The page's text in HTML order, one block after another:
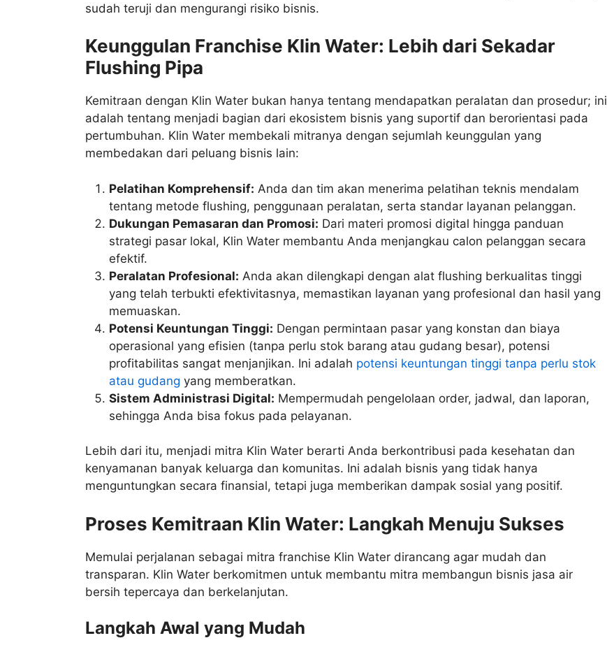
sudah teruji dan mengurangi risiko bisnis.
Keunggulan Franchise Klin Water: Lebih dari Sekadar
Flushing Pipa
Kemitraan dengan Klin Water bukan hanya tentang mendapatkan peralatan dan prosedur; ini
adalah tentang menjadi bagian dari ekosistem bisnis yang suportif dan berorientasi pada
pertumbuhan. Klin Water membekali mitranya dengan sejumlah keunggulan yang
membedakan dari peluang bisnis lain:
Pelatihan Komprehensif: Anda dan tim akan menerima pelatihan teknis mendalam
tentang metode flushing, penggunaan peralatan, serta standar layanan pelanggan.
Dukungan Pemasaran dan Promosi: Dari materi promosi digital hingga panduan
strategi pasar lokal, Klin Water membantu Anda menjangkau calon pelanggan secara
efektif.
Peralatan Profesional: Anda akan dilengkapi dengan alat flushing berkualitas tinggi
yang telah terbukti efektivitasnya, memastikan layanan yang profesional dan hasil yang
memuaskan.
Potensi Keuntungan Tinggi: Dengan permintaan pasar yang konstan dan biaya
operasional yang efisien (tanpa perlu stok barang atau gudang besar), potensi
profitabilitas sangat menjanjikan. Ini adalah potensi keuntungan tinggi tanpa perlu stok
atau gudang yang memberatkan.
Sistem Administrasi Digital: Mempermudah pengelolaan order, jadwal, dan laporan,
sehingga Anda bisa fokus pada pelayanan.
Lebih dari itu, menjadi mitra Klin Water berarti Anda berkontribusi pada kesehatan dan
kenyamanan banyak keluarga dan komunitas. Ini adalah bisnis yang tidak hanya
menguntungkan secara finansial, tetapi juga memberikan dampak sosial yang positif.
Proses Kemitraan Klin Water: Langkah Menuju Sukses
Memulai perjalanan sebagai mitra franchise Klin Water dirancang agar mudah dan
transparan. Klin Water berkomitmen untuk membantu mitra membangun bisnis jasa air
bersih tepercaya dan berkelanjutan.
Langkah Awal yang Mudah